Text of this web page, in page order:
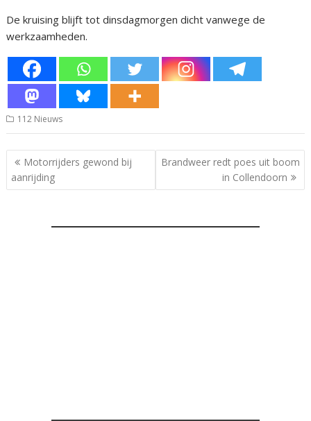
De kruising blijft tot dinsdagmorgen dicht vanwege de
werkzaamheden.
112 Nieuws
Bericht
navigatie
Motorrijders gewond bij
aanrijding
Brandweer redt poes uit boom
in Collendoorn